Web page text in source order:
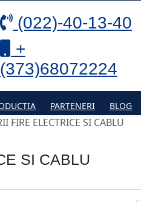
(022)-40-13-40
+
(373)68072224
PARTENERI BLOG
FIRE ELECTRICE SI CABLU
SI CABLU